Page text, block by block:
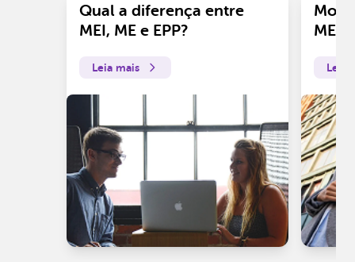
Qual a diferença entre
MEI, ME e EPP?
Leia mais
ME?
Leia